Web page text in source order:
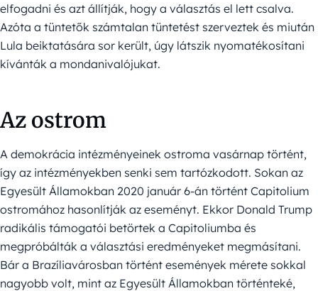
elfogadni és azt állítják, hogy a választás el lett csalva.
Azóta a tüntetők számtalan tüntetést szerveztek és miután
Lula beiktatására sor került, úgy látszik nyomatékosítani
kívánták a mondanivalójukat.
Az ostrom
A demokrácia intézményeinek ostroma vasárnap történt,
így az intézményekben senki sem tartózkodott. Sokan az
Egyesült Államokban 2020 január 6-án történt Capitolium
ostromához hasonlítják az eseményt. Ekkor Donald Trump
radikális támogatói betörtek a Capitoliumba és
megpróbálták a választási eredményeket megmásítani.
Bár a Brazíliavárosban történt események mérete sokkal
nagyobb volt, mint az Egyesült Államokban történteké,